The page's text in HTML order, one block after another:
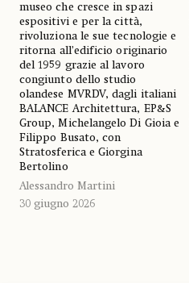
museo che cresce in spazi
espositivi e per la città,
rivoluziona le sue tecnologie e
ritorna all’edificio originario
del 1959 grazie al lavoro
congiunto dello studio
olandese MVRDV, dagli italiani
BALANCE Architettura, EP&S
Group, Michelangelo Di Gioia e
Filippo Busato, con
Stratosferica e Giorgina
Bertolino
Alessandro Martini
30 giugno 2026